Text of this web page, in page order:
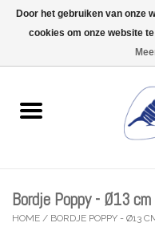
Wenskaarten
Lifestyle
Bordje Poppy - Ø13 cm
HOME / BORDJE POPPY - Ø13
Door het gebruiken van onze
cookies om onze website
Wij zijn